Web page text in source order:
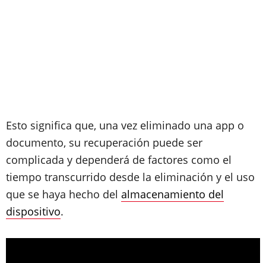
Esto significa que, una vez eliminado una app o
documento, su recuperación puede ser
complicada y dependerá de factores como el
tiempo transcurrido desde la eliminación y el uso
que se haya hecho del almacenamiento del
dispositivo.